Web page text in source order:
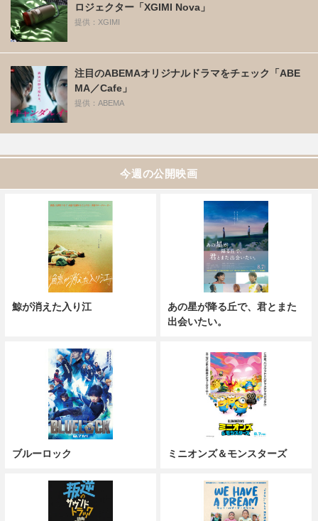
ロジェクター「XGIMI Nova」
提供：XGIMI
注目のABEMAオリジナルドラマをチェック「ABE
MA／Cafe」
提供：ABEMA
今週の公開映画
鯨が消えた入り江
あの星が降る丘で、君とまた
出会いたい。
ブルーロック ミニオンズ＆モンスターズ